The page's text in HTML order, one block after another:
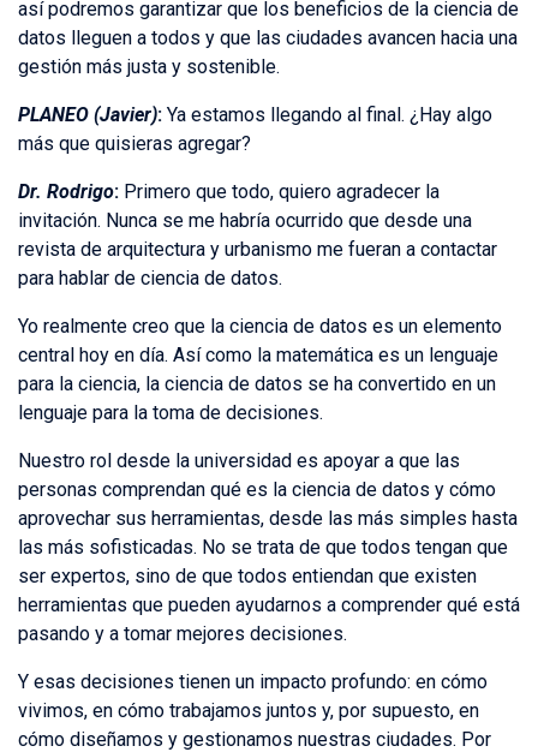
así podremos garantizar que los beneficios de la ciencia de
datos lleguen a todos y que las ciudades avancen hacia una
gestión más justa y sostenible.
PLANEO (Javier): Ya estamos llegando al final. ¿Hay algo
más que quisieras agregar?
Dr. Rodrigo: Primero que todo, quiero agradecer la
invitación. Nunca se me habría ocurrido que desde una
revista de arquitectura y urbanismo me fueran a contactar
para hablar de ciencia de datos.
Yo realmente creo que la ciencia de datos es un elemento
central hoy en día. Así como la matemática es un lenguaje
para la ciencia, la ciencia de datos se ha convertido en un
lenguaje para la toma de decisiones.
Nuestro rol desde la universidad es apoyar a que las
personas comprendan qué es la ciencia de datos y cómo
aprovechar sus herramientas, desde las más simples hasta
las más sofisticadas. No se trata de que todos tengan que
ser expertos, sino de que todos entiendan que existen
herramientas que pueden ayudarnos a comprender qué está
pasando y a tomar mejores decisiones.
Y esas decisiones tienen un impacto profundo: en cómo
vivimos, en cómo trabajamos juntos y, por supuesto, en
cómo diseñamos y gestionamos nuestras ciudades. Por